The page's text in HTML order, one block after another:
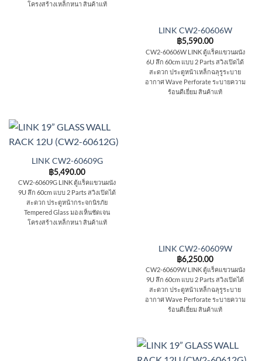
โครงสร้างเหล็กหนา สินค้าแท้
LINK CW2-60606W
฿5,590.00
CW2-60606W LINK ตู้แร็คแขวนผนัง
6U ลึก 60cm แบบ 2 Parts สวิงเปิดได้
สะดวก ประตูหน้าเหล็กฉลุรูระบาย
อากาศ Wave Perforate ระบายความ
ร้อนดีเยี่ยม สินค้าแท้
LINK CW2-60609G
฿5,490.00
CW2-60609G LINK ตู้แร็คแขวนผนัง
9U ลึก 60cm แบบ 2 Parts สวิงเปิดได้
สะดวก ประตูหน้ากระจกนิรภัย
Tempered Glass มองเห็นชัดเจน
โครงสร้างเหล็กหนา สินค้าแท้
LINK CW2-60609W
฿6,250.00
CW2-60609W LINK ตู้แร็คแขวนผนัง
9U ลึก 60cm แบบ 2 Parts สวิงเปิดได้
สะดวก ประตูหน้าเหล็กฉลุรูระบาย
อากาศ Wave Perforate ระบายความ
ร้อนดีเยี่ยม สินค้าแท้